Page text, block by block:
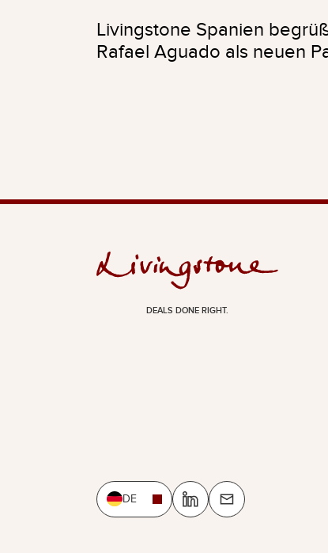
Livingstone Spanien
Rafael Aguado als neuen
DEALS DONE RIGHT.
DE